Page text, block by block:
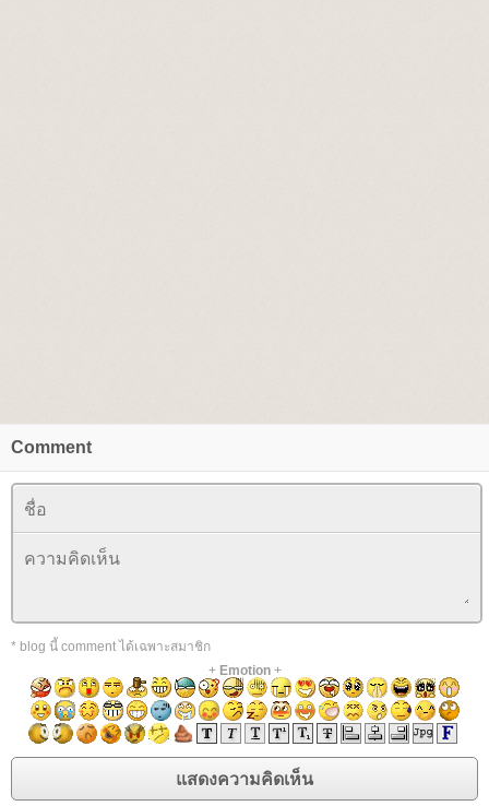
Comment
* blog นี้ comment ได้เฉพาะสมาชิก
+ Emotion+